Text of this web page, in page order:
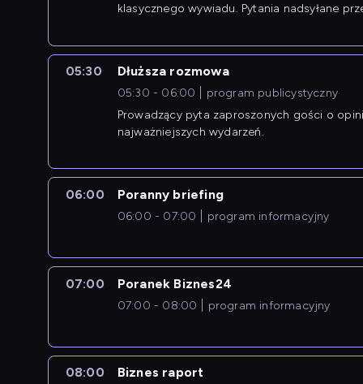
klasycznego wywiadu. Pytania nadsyłane
05:30 Dłuższa rozmowa
05:30 - 06:00
program publicystyczny
Prowadzący pyta zaproszonych gości o
najważniejszych wydarzeń.
06:00 Poranny briefing
06:00 - 07:00 program informacyjny
07:00 Poranek Biznes24
07:00 - 08:00 program informacyjny
08:00 Biznes raport